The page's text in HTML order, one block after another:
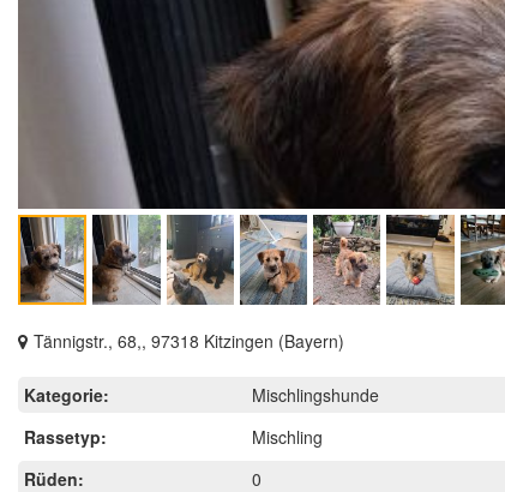
Tännigstr., 68,, 97318 Kitzingen (Bayern)
Kategorie:
Mischlingshunde
Rassetyp:
Mischling
Rüden:
0